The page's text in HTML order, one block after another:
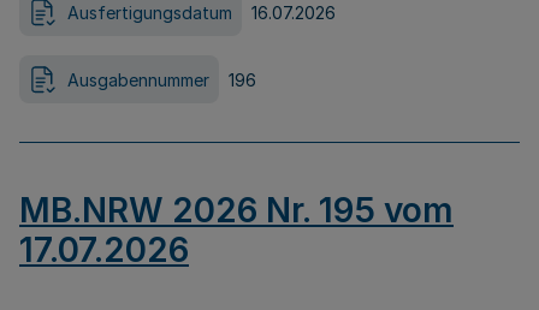
Ausfertigungsdatum 16.07.2026
Ausgabennummer 196
MB.NRW 2026 Nr. 195 vom
17.07.2026